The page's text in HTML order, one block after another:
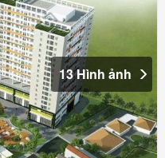
13 Hình ảnh